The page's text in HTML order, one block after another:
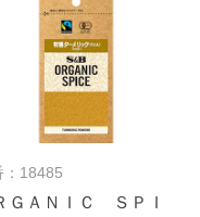
：18485
ＧＡＮＩＣ ＳＰＩ